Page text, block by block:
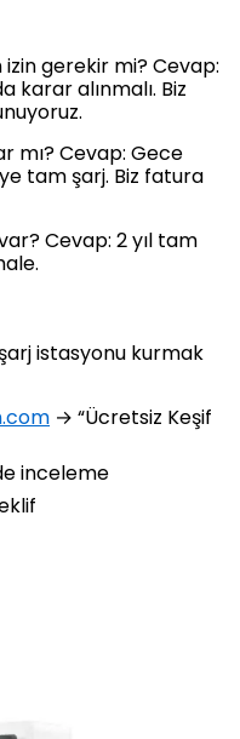
gerekir mi? Cevap:
karar alınmalı. Biz
mı? Cevap: Gece
tam şarj. Biz fatura
Cevap: 2 yıl tam
istasyonu kurmak
→ “Ücretsiz Keşif
inceleme